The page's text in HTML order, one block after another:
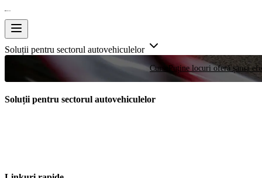
Soluții pentru sectorul autovehiculelor
Curse Puține locuri oferă șansa
Soluții pentru sectorul autovehiculelor